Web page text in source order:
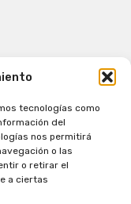
tecnologías como
del
nos permitirá
o las
o retirar el
a ciertas
derechos